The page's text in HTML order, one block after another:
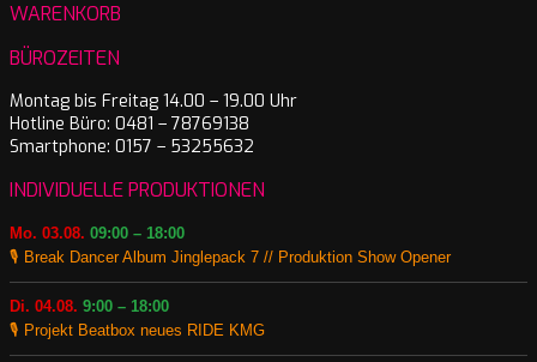
WARENKORB
BÜROZEITEN
Montag bis Freitag 14.00 – 19.00 Uhr
Hotline Büro: 0481 – 78769138
Smartphone: 0157 – 53255632
INDIVIDUELLE PRODUKTIONEN
Mo. 03.08. 09:00 – 18:00
🎙️ Break Dancer Album Jinglepack 7 // Produktion Show Opener
Di. 04.08. 9:00 – 18:00
🎙️ Projekt Beatbox neues RIDE KMG